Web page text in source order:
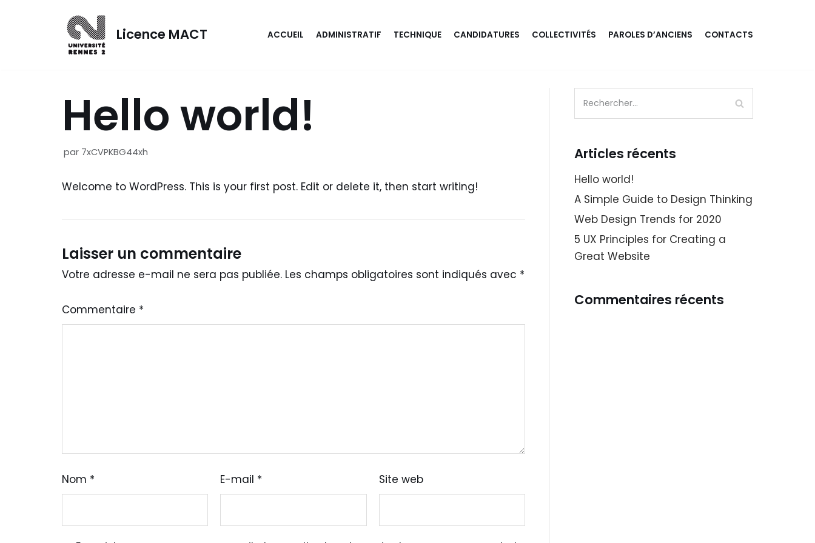
Licence MACT ACCUEIL ADMINISTRATIF TECHNIQUE CANDIDATURES COLLECTIVITÉS PAROLES D’ANCIENS CONTACTS
Hello world!
par 7xCVPKBG44xh
Welcome to WordPress. This is your first post. Edit or delete it, then start writing!
Laisser un commentaire
Votre adresse e-mail ne sera pas publiée. Les champs obligatoires sont indiqués avec *
Commentaire *
Nom * E-mail * Site web
Articles récents
Hello world!
A Simple Guide to Design Thinking
Web Design Trends for 2020
5 UX Principles for Creating a
Great Website
Commentaires récents